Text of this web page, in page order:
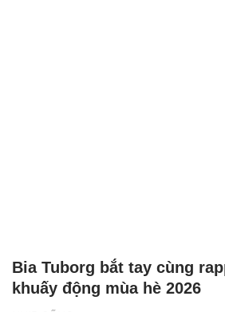
Bia Tuborg bắt tay cùng
khuấy động mùa hè 2026